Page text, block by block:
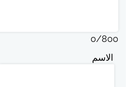
0/800
الاسم